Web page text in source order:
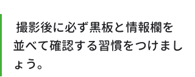
撮影後に必ず黒板と情報欄を
並べて確認する習慣をつけまし
ょう。